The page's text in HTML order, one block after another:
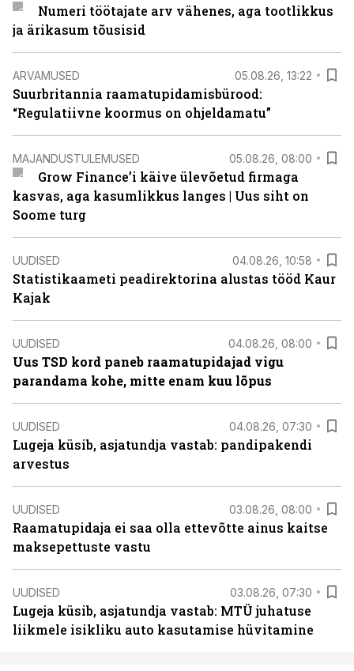
Numeri töötajate arv vähenes, aga tootlikkus
ja ärikasum tõusisid
ARVAMUSED 05.08.26, 13:22
Suurbritannia raamatupidamisbürood:
“Regulatiivne koormus on ohjeldamatu”
MAJANDUSTULEMUSED 05.08.26, 08:00
Grow Finance’i käive ülevõetud firmaga
kasvas, aga kasumlikkus langes | Uus siht on
Soome turg
UUDISED 04.08.26, 10:58
Statistikaameti peadirektorina alustas tööd Kaur
Kajak
UUDISED 04.08.26, 08:00
Uus TSD kord paneb raamatupidajad vigu
parandama kohe, mitte enam kuu lõpus
UUDISED 04.08.26, 07:30
Lugeja küsib, asjatundja vastab: pandipakendi
arvestus
UUDISED 03.08.26, 08:00
Raamatupidaja ei saa olla ettevõtte ainus kaitse
maksepettuste vastu
UUDISED 03.08.26, 07:30
Lugeja küsib, asjatundja vastab: MTÜ juhatuse
liikmele isikliku auto kasutamise hüvitamine